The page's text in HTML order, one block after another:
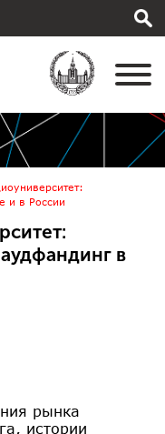
и в России
в
рынка
истории